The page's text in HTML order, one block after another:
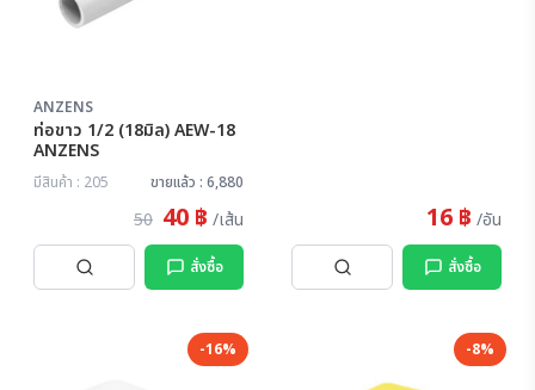
ANZENS
ท่อขาว 1/2 (18มิล) AEW-18
ANZENS
มีสินค้า : 205 ขายแล้ว : 6,880
50 40 ฿ /เส้น
สั่งซื้อ
16 ฿ /อัน
สั่งซื้อ
-16% -8%